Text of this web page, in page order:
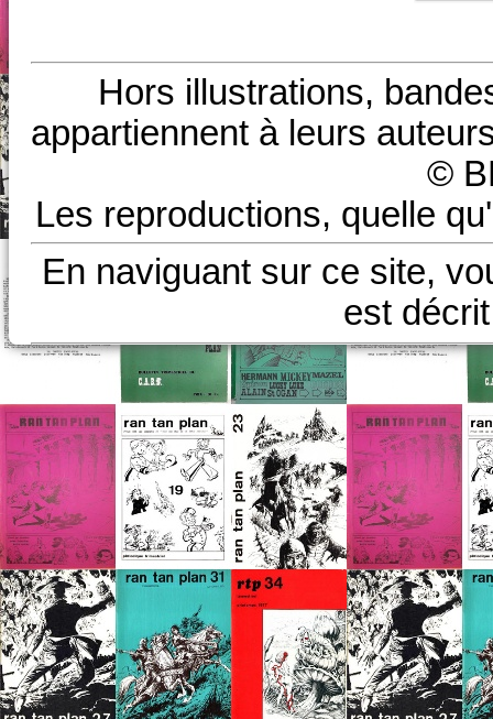
Hors illustrations,
appartiennent à leurs
©
Les reproductions, quelle
En naviguant sur ce site,
est